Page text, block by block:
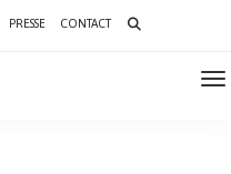
PRESSE CONTACT
Search
for: